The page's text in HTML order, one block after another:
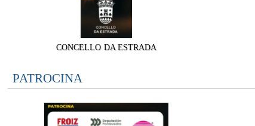
CONCELLO DA ESTRADA
PATROCINA